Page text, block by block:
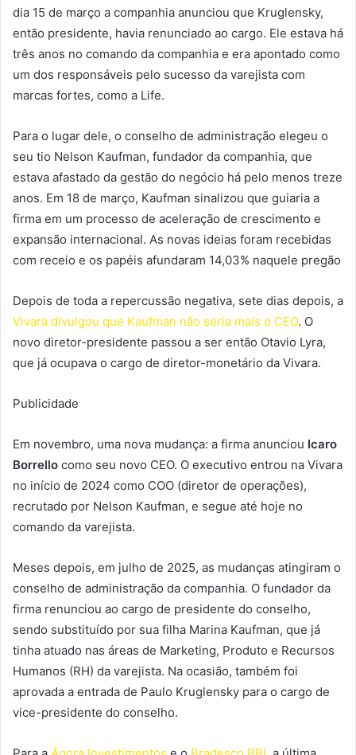
dia 15 de março a companhia anunciou que Kruglensky,
então presidente, havia renunciado ao cargo. Ele estava há
três anos no comando da companhia e era apontado como
um dos responsáveis pelo sucesso da varejista com
marcas fortes, como a Life.
Para o lugar dele, o conselho de administração elegeu o
seu tio Nelson Kaufman, fundador da companhia, que
estava afastado da gestão do negócio há pelo menos treze
anos. Em 18 de março, Kaufman sinalizou que guiaria a
firma em um processo de aceleração de crescimento e
expansão internacional. As novas ideias foram recebidas
com receio e os papéis afundaram 14,03% naquele pregão
Depois de toda a repercussão negativa, sete dias depois, a
Vivara divulgou que Kaufman não seria mais o CEO. O
novo diretor-presidente passou a ser então Otavio Lyra,
que já ocupava o cargo de diretor-monetário da Vivara.
Publicidade
Em novembro, uma nova mudança: a firma anunciou Icaro
Borrello como seu novo CEO. O executivo entrou na Vivara
no início de 2024 como COO (diretor de operações),
recrutado por Nelson Kaufman, e segue até hoje no
comando da varejista.
Meses depois, em julho de 2025, as mudanças atingiram o
conselho de administração da companhia. O fundador da
firma renunciou ao cargo de presidente do conselho,
sendo substituído por sua filha Marina Kaufman, que já
tinha atuado nas áreas de Marketing, Produto e Recursos
Humanos (RH) da varejista. Na ocasião, também foi
aprovada a entrada de Paulo Kruglensky para o cargo de
vice-presidente do conselho.